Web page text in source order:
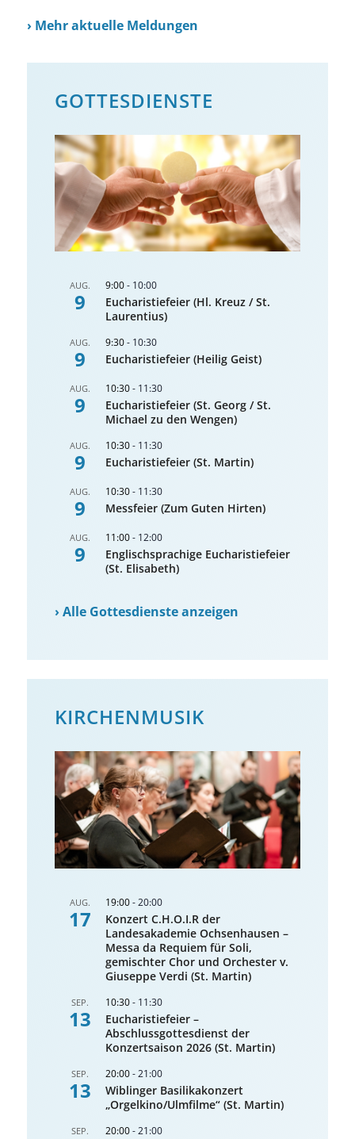
› Mehr aktuelle Meldungen
GOTTES­DIENSTE
AUG.
9
9:00- 10:00
Eucharistiefeier (Hl. Kreuz / St.
Laurentius)
AUG.
9
9:30- 10:30
Eucharistiefeier (Heilig Geist)
AUG.
9
10:30- 11:30
Eucharistiefeier (St. Georg / St.
Michael zu den Wengen)
AUG.
9
10:30- 11:30
Eucharistiefeier (St. Martin)
AUG.
9
10:30- 11:30
Messfeier (Zum Guten Hirten)
AUG.
9
11:00- 12:00
Englischsprachige Eucharistiefeier
(St. Elisabeth)
›Alle Gottesdienste anzeigen
KIRCHENMUSIK
AUG.
17
19:00-20:00
Konzert C.H.O.I.R der
Landesakademie Ochsenhausen –
Messa da Requiem für Soli,
gemischter Chor und Orchester v.
Giuseppe Verdi (St. Martin)
SEP.
13
10:30- 11:30
Eucharistiefeier –
Abschlussgottesdienst der
Konzertsaison 2026 (St. Martin)
SEP.
13
20:00-21:00
Wiblinger Basilikakonzert
„Orgelkino/Ulmfilme“ (St. Martin)
SEP. 20:00-21:00